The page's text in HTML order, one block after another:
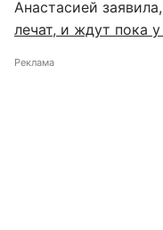
Анастасией
лечат, и ждут пока
Реклама